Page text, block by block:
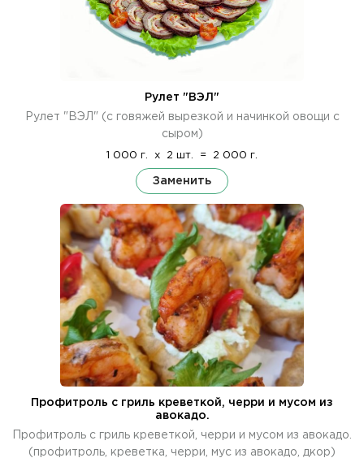
Рулет "ВЭЛ"
Рулет "ВЭЛ" (с говяжей вырезкой и начинкой овощи с
сыром)
1 000 г. x 2 шт. = 2 000 г.
Заменить
Профитроль с гриль креветкой, черри и мусом из
авокадо.
Профитроль с гриль креветкой, черри и мусом из авокадо.
(профитроль, креветка, черри, мус из авокадо, дкор)